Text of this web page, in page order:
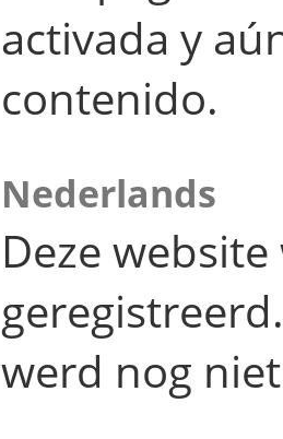
activada y
contenido.
Nederlands
Deze
werd nog